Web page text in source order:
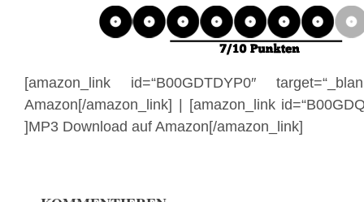
[amazon_link id=“B00GDTDYP0″
Amazon[/amazon_link] | [amazon_link
]MP3 Download auf Amazon[/amazon_link]